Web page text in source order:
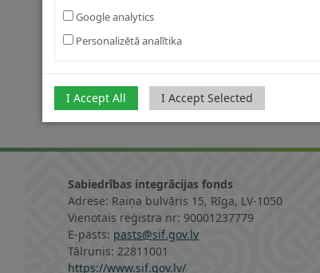
Sabiedrības integrācijas fonds
Adrese: Raiņa bulvāris 15, Rīga, LV-1050
Vienotais reģistra nr: 90001237779
E-pasts: pasts@sif.gov.lv
Tālrunis: 22811001
https://www.sif.gov.lv/
Google analytics
Personalizētā analītika
I Accept All I Accept Selected